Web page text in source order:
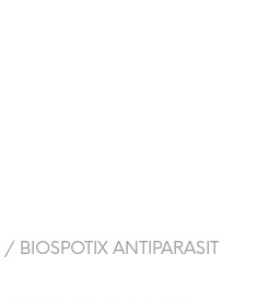
/ BIOSPOTIX ANTIPARASIT